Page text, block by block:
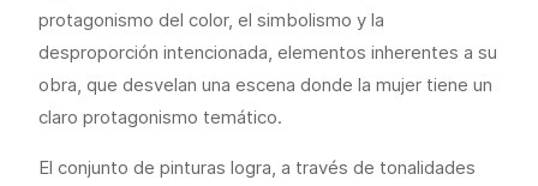
protagonismo del color, el simbolismo y la
desproporción intencionada, elementos inherentes a su
obra, que desvelan una escena donde la mujer tiene un
claro protagonismo temático.
El conjunto de pinturas logra, a través de tonalidades